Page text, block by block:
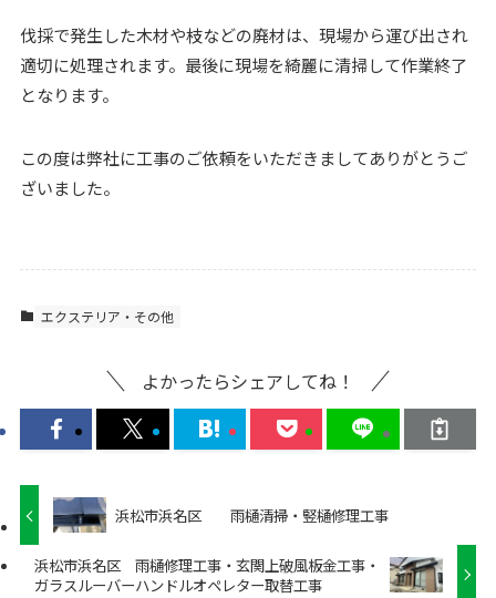
伐採で発生した木材や枝などの廃材は、現場から運び出され
適切に処理されます。最後に現場を綺麗に清掃して作業終了
となります。
この度は弊社に工事のご依頼をいただきましてありがとうご
ざいました。
エクステリア・その他
よかったらシェアしてね！
浜松市浜名区 雨樋清掃・竪樋修理工事
浜松市浜名区 雨樋修理工事・玄関上破風板金工事・
ガラスルーバーハンドルオペレター取替工事